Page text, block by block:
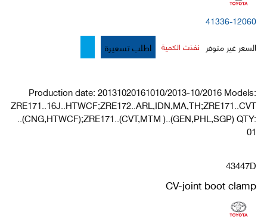
41336-12060
السعر غير متوفر نفذت الكمية اطلب تسعيرة
Production date: 20131020161010/2013-10/2016 Models:
ZRE171..16J..HTWCF;ZRE172..ARL,IDN,MA,TH;ZRE171..CVT
..(CNG,HTWCF);ZRE171..(CVT,MTM )..(GEN,PHL,SGP) QTY:
01
43447D
CV-joint boot clamp